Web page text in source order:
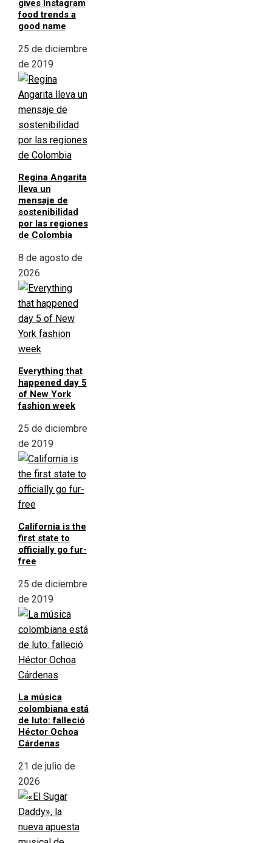
gives Instagram
food trends a
good name
25 de diciembre
de 2019
Regina Angarita
lleva un
mensaje de
sostenibilidad
por las regiones
de Colombia
8 de agosto de
2026
Everything that
happened day 5
of New York
fashion week
25 de diciembre
de 2019
California is the
first state to
officially go fur-
free
25 de diciembre
de 2019
La música
colombiana está
de luto: falleció
Héctor Ochoa
Cárdenas
21 de julio de
2026